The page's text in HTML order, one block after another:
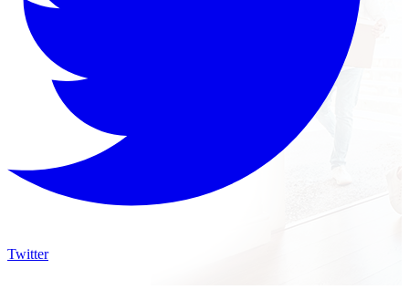
Twitter